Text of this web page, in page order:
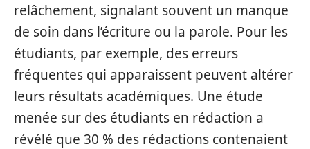
relâchement, signalant souvent un manque
de soin dans l’écriture ou la parole. Pour les
étudiants, par exemple, des erreurs
fréquentes qui apparaissent peuvent altérer
leurs résultats académiques. Une étude
menée sur des étudiants en rédaction a
révélé que 30 % des rédactions contenaient